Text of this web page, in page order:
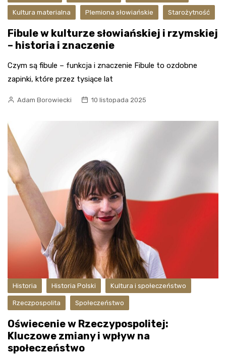
Kultura materialna Plemiona słowiańskie Starożytność
Fibule w kulturze słowiańskiej i rzymskiej
– historia i znaczenie
Czym są fibule – funkcja i znaczenie Fibule to ozdobne
zapinki, które przez tysiące lat
Adam Borowiecki 10 listopada 2025
Historia Historia Polski Kultura i społeczeństwo
Rzeczpospolita Społeczeństwo
Oświecenie w Rzeczypospolitej:
Kluczowe zmiany i wpływ na
społeczeństwo